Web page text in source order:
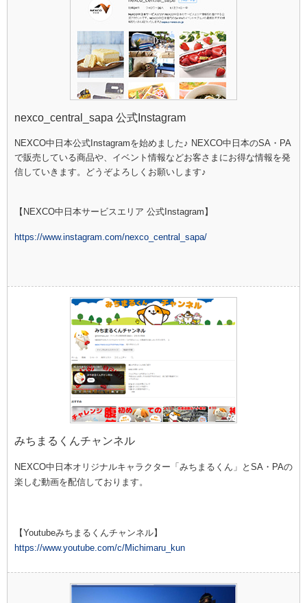
nexco_central_sapa 公式Instagram
NEXCO中日本公式 Instagramを始めました♪ NEXCO中日本のSA・PA
で販売している商品や、イベント情報などお客さまにお得な情報を発
信していきます。どうぞよろしくお願いします♪
【NEXCO中日本サービスエリア 公式Instagram】
https://www.instagram.com/nexco_central_sapa/
みちまるくんチャンネル
NEXCO中日本オリジナルキャラクター「みちまるくん」とSA・PAの
楽しむ動画を配信しております。
【Youtubeみちまるくんチャンネル】
https://www.youtube.com/c/Michimaru_kun